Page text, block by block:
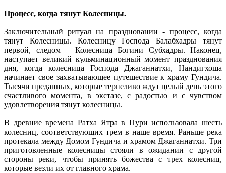
Процесс, когда тянут Колесницы.
Заключительный ритуал на праздновании - процесс, когда
тянут Колесницы. Колесницу Господа Балабхадры тянут
первой, следом – Колесница Богини Субхадры. Наконец,
наступает великий кульминационный момент празднования
дня, когда колесница Господа Джаганнатхи, Нандигхоша
начинает свое захватывающее путешествие к храму Гундича.
Тысячи преданных, которые терпеливо ждут целый день этого
счастливого момента, в экстазе, с радостью и с чувством
удовлетворения тянут колесницы.
В древние времена Ратха Ятра в Пури использовала шесть
колесниц, соответствующих трем в наше время. Раньше река
протекала между Домом Гундича и храмом Джаганнатхи. Три
приготовленные колесницы стояли в ожидании с другой
стороны реки, чтобы принять божества с трех колесниц,
которые везли их от главного храма.